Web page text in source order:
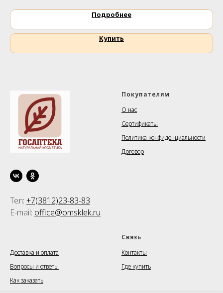
Подробнее
Купить
Тел: +7(3812)23-83-83
E-mail: office@omsklek.ru
Покупателям
О нас
Сертификаты
Политика конфиденциальности
Договор
Доставка и оплата
Вопросы и ответы
Как заказать
Связь
Контакты
Где купить